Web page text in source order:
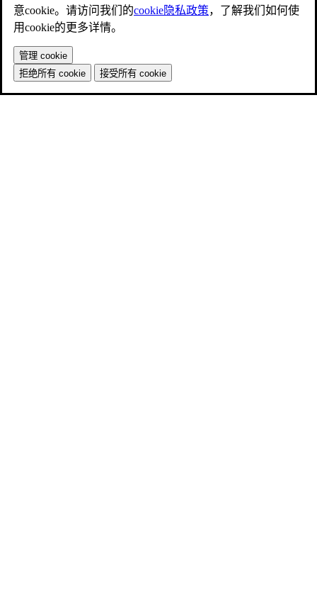
意cookie。请访问我们的cookie隐私政策，了解我们如何使
用cookie的更多详情。
管理 cookie
拒绝所有 cookie
接受所有 cookie